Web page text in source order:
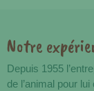
Avantages
Notre
Depuis 1955
de l’animal pour